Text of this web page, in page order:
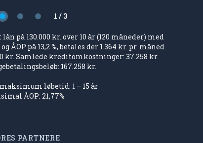
Side 1Side 2Side 31 / 3
på 130.000 kr. over 10 år (120 måneder) med
ÅOP på 13,2 %, betales der 1.364 kr. pr. måned.
kr. Samlede kreditomkostninger: 37.258 kr.
167.258 kr.
løbetid: 1 – 15 år
ÅOP: 21,77%
PARTNERE